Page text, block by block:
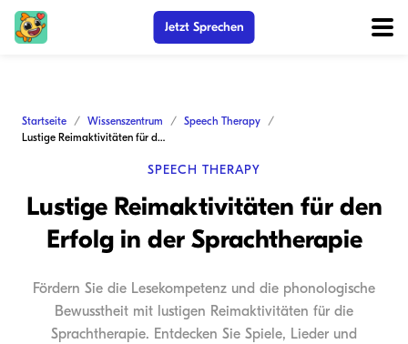
Jetzt Sprechen
Startseite Wissenszentrum
Speech Therapy
Lustige Reimaktivitäten für den Erfolg in der Sprachtherapie
SPEECH THERAPY
Lustige Reimaktivitäten für den
Erfolg in der Sprachtherapie
Fördern Sie die Lesekompetenz und die phonologische
Bewusstheit mit lustigen Reimaktivitäten für die
Sprachtherapie. Entdecken Sie Spiele, Lieder und